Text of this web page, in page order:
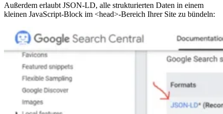
Außerdem erlaubt JSON-LD, alle strukturierten Daten in einem
kleinen JavaScript-Block im <head>-Bereich Ihrer Site zu bündeln: